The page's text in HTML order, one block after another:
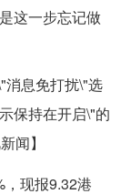
这一步忘记做
消息免打扰\"选
保持在开启\"的
闻】
，现报9.32港